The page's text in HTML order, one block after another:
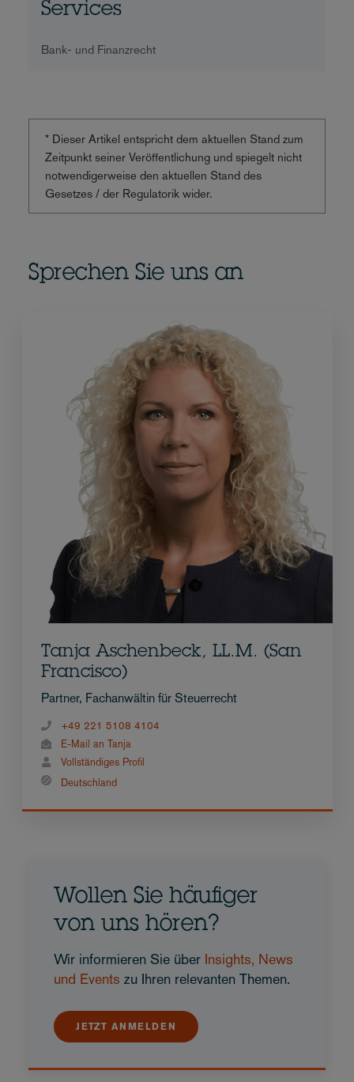
Services
Bank- und Finanzrecht
* Dieser Artikel entspricht dem aktuellen Stand zum
Zeitpunkt seiner Veröffentlichung und spiegelt nicht
notwendigerweise den aktuellen Stand des
Gesetzes / der Regulatorik wider.
Sprechen Sie uns an
Tanja Aschenbeck, LL.M. (San
Francisco)
Partner, Fachanwältin für Steuerrecht
+49 221 5108 4104
E-Mail an Tanja
Vollständiges Profil
Deutschland
Wollen Sie häufiger
von uns hören?
Wir informieren Sie über Insights, News
und Events zu Ihren relevanten Themen.
JETZT ANMELDEN